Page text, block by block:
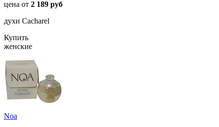
цена от 2 189 руб
духи Cacharel
Купить
женские
Noa